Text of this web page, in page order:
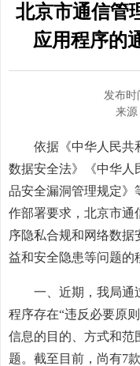
北京市通信管
应用程序的
发布
来源
依据《中华人民共
数据安全法》《中华人
品安全漏洞管理规定》
作部署要求，北京市通
序隐私合规和网络数
益和安全隐患等问题的
一、近期，我局通
程序存在“违反必要原
信息的目的、方式和范
题。截至目前，尚有7